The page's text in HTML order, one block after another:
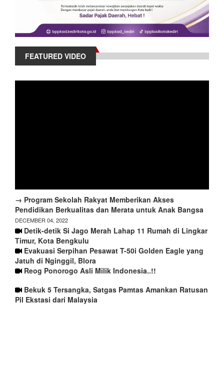
FEATURED VIDEO
→ Program Sekolah Rakyat Memberikan Akses
Pendidikan Berkualitas dan Merata untuk Anak Bangsa
DECEMBER 04, 2022
Detik-detik Si Jago Merah Lahap 11 Rumah di Lingkar
Timur, Kota Bengkulu
Evakuasi Serpihan Pesawat T-50i Golden Eagle yang
Jatuh di Nginggil, Blora
Reog Ponorogo Asli Milik Indonesia..!!
Bekuk 5 Tersangka, Satgas Pamtas Amankan Ratusan
Pil Ekstasi dari Malaysia